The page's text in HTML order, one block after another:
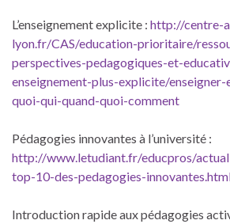
L’enseignement explicite : http://centre-
lyon.fr/CAS/education-prioritaire/
perspectives-pedagogiques-et-
enseignement-plus-explicite/
quoi-qui-quand-quoi-comment
Pédagogies innovantes à l’université :
http://www.letudiant.fr/educpros/
top-10-des-pedagogies-
Introduction rapide aux pédagogies